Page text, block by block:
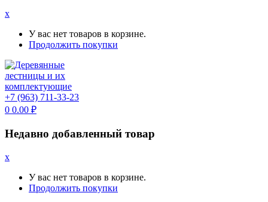
x
У вас нет товаров в корзине.
Продолжить покупки
+7 (963) 711-33-23
0 0.00 ₽
Недавно добавленный товар
x
У вас нет товаров в корзине.
Продолжить покупки